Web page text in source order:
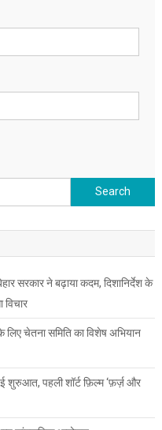
Search for:
सरकार ने बढ़ाया कदम, दिशानिर्देश के
लिए चेतना समिति का विशेष अभियान
पहली शॉर्ट फ़िल्म ‘फ़र्ज़ और